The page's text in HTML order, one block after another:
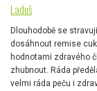
Laduš
Dlouhodobě se
dosáhnout remise
hodnotami zdravého
zhubnout. Ráda
velmi ráda peču i